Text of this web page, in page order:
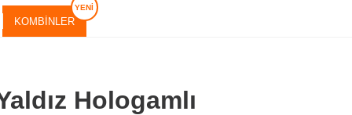
KOMBINLER
Hologamlı